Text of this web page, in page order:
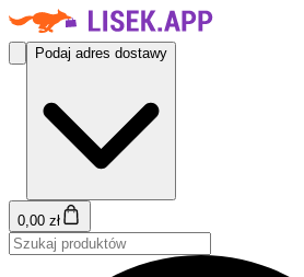
Podaj adres dostawy
0,00 zł